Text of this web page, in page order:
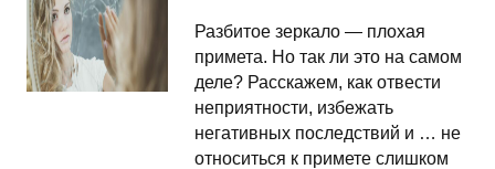
Разбитое зеркало — плохая
примета. Но так ли это на самом
деле? Расскажем, как отвести
неприятности, избежать
негативных последствий и … не
относиться к примете слишком